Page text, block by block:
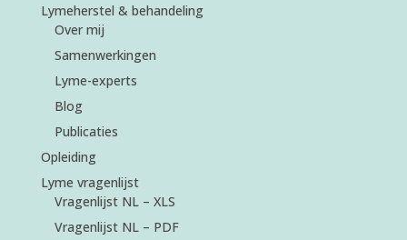
Lymeherstel & behandeling
Over mij
Samenwerkingen
Lyme-experts
Blog
Publicaties
Opleiding
Lyme vragenlijst
Vragenlijst NL – XLS
Vragenlijst NL – PDF